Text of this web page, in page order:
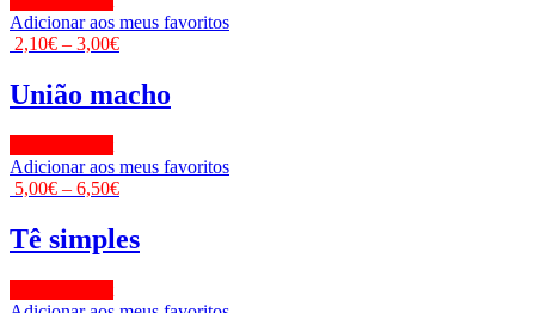
Adicionar aos meus favoritos
2,10€ – 3,00€
União macho
Adicionar aos meus favoritos
5,00€ – 6,50€
Tê simples